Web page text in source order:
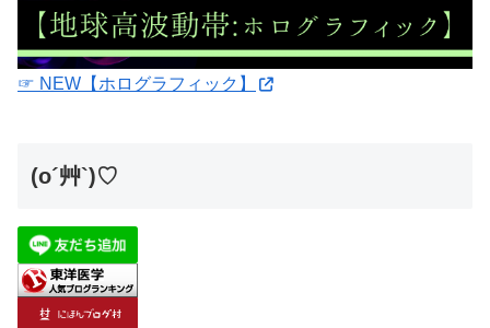
☞ NEW【ホログラフィック】
(o´艸`)♡